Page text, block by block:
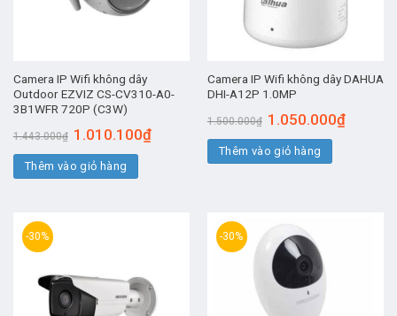
Camera IP Wifi không dây
Outdoor EZVIZ CS-CV310-A0-
3B1WFR 720P (C3W)
1.443.000₫ Giá
gốc
là:
1.443.000₫.
1.010.100₫Giá
Thêm vào giỏ hàng
Camera IP Wifi không dây DAHUA
DHI-A12P 1.0MP
1.500.000₫ Giá
gốc
là:
1.500.000₫.
1.050.000₫Giá
Thêm vào giỏ hàng
-30% -30%